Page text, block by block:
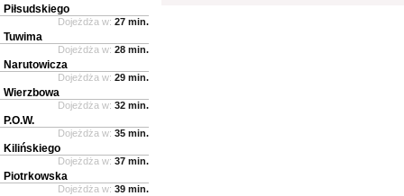
Piłsudskiego
Dojeżdża w: 27 min.
Tuwima
Dojeżdża w: 28 min.
Narutowicza
Dojeżdża w: 29 min.
Wierzbowa
Dojeżdża w: 32 min.
P.O.W.
Dojeżdża w: 35 min.
Kilińskiego
Dojeżdża w: 37 min.
Piotrkowska
Dojeżdża w: 39 min.